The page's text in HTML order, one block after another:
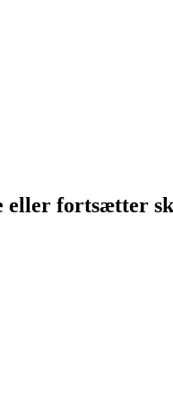
eller fortsætter